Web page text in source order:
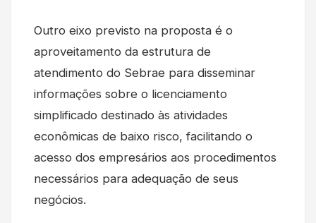
Outro eixo previsto na proposta é o
aproveitamento da estrutura de
atendimento do Sebrae para disseminar
informações sobre o licenciamento
simplificado destinado às atividades
econômicas de baixo risco, facilitando o
acesso dos empresários aos procedimentos
necessários para adequação de seus
negócios.